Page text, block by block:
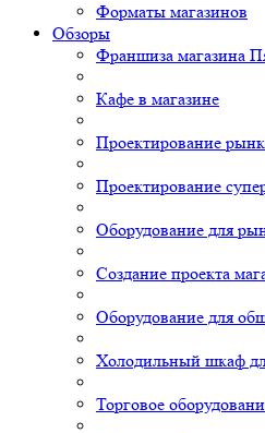
Форматы магазинов
Обзоры
Франшиза магазина
Кафе в магазине
Проектирование
Проектирование
Оборудование для
Создание проекта
Оборудование для
Холодильный шкаф
Торговое